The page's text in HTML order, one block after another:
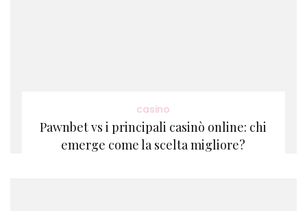
casino
Pawnbet vs i principali casinò online: chi
emerge come la scelta migliore?